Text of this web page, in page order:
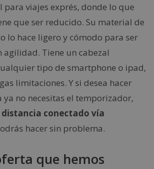
para viajes exprés, donde lo que
que ser reducido. Su material de
lo hace ligero y cómodo para ser
Tiene un cabezal
tipo de smartphone o ipad,
limitaciones. Y si desea hacer
no necesitas el temporizador,
conectado vía
hacer sin problema.
que hemos